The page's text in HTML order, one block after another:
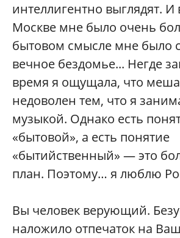
интеллигентно выглядят. И
Москве мне было очень
бытовом смысле мне было
вечное бездомье... Негде
время я ощущала, что
недоволен тем, что я
музыкой. Однако есть
«бытовой», а есть понятие
«бытийственный» — это
план. Поэтому… я люблю
Вы человек верующий.
наложило отпечаток на